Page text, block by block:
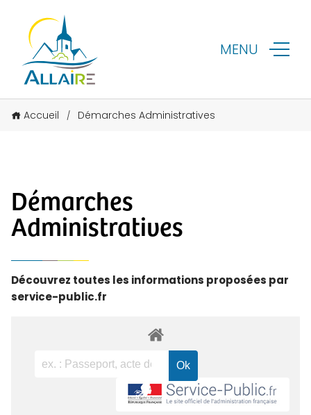
MENU
Accueil / Démarches Administratives
Démarches
Administratives
Découvrez toutes les informations proposées par
service-public.fr